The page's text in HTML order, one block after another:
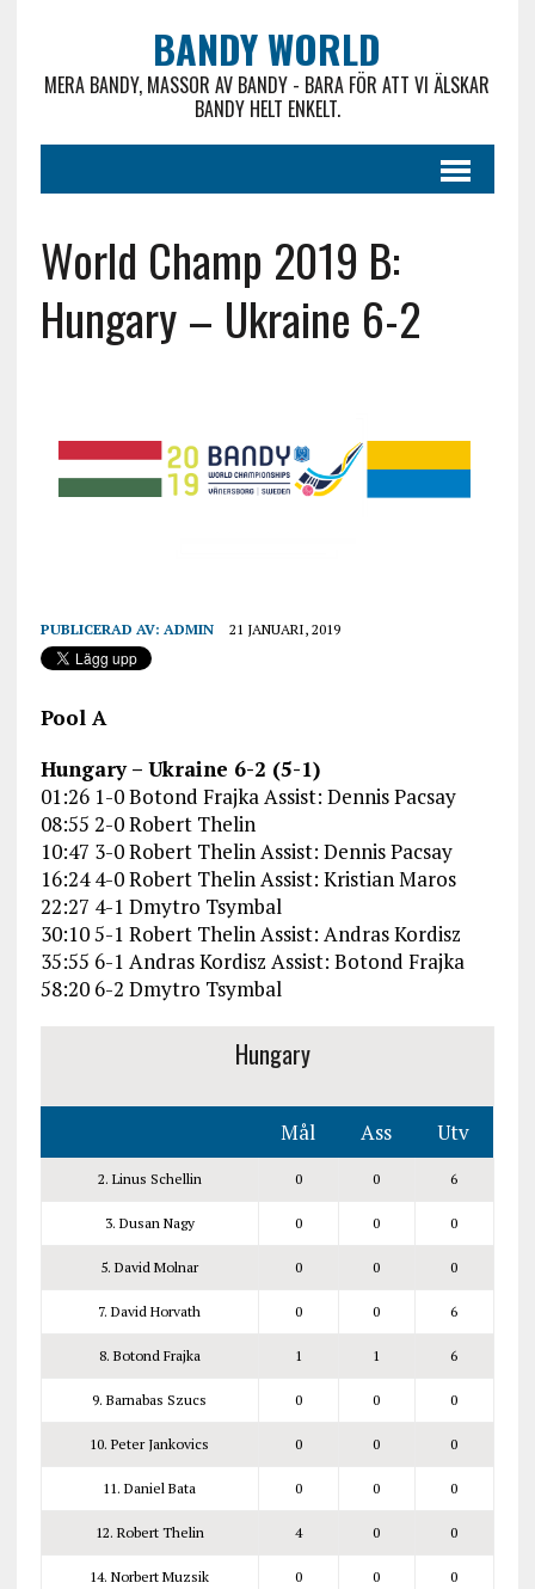
BANDY WORLD
MERA BANDY, MASSOR AV BANDY - BARA FÖR ATT VI ÄLSKAR
BANDY HELT ENKELT.
World Champ 2019 B:
Hungary – Ukraine 6-2
PUBLICERAD AV: ADMIN 21 JANUARI, 2019
Pool A
Hungary – Ukraine 6-2 (5-1)
01:26 1-0 Botond Frajka Assist: Dennis Pacsay
08:55 2-0 Robert Thelin
10:47 3-0 Robert Thelin Assist: Dennis Pacsay
16:24 4-0 Robert Thelin Assist: Kristian Maros
22:27 4-1 Dmytro Tsymbal
30:10 5-1 Robert Thelin Assist: Andras Kordisz
35:55 6-1 Andras Kordisz Assist: Botond Frajka
58:20 6-2 Dmytro Tsymbal
Hungary
Mål Ass Utv
2. Linus Schellin 0 0 6
3. Dusan Nagy 0 0 0
5. David Molnar 0 0 0
7. David Horvath 0 0 6
8. Botond Frajka 1 1 6
9. Barnabas Szucs 0 0 0
10. Peter Jankovics 0 0 0
11. Daniel Bata 0 0 0
12. Robert Thelin 4 0 0
14. Norbert Muzsik 0 0 0